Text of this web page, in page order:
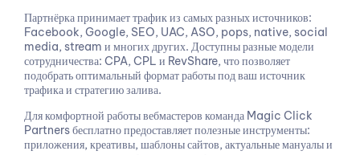
Партнёрка принимает трафик из самых разных источников:
Facebook, Google, SEO, UAC, ASO, pops, native, social
media, stream и многих других. Доступны разные модели
сотрудничества: CPA, CPL и RevShare, что позволяет
подобрать оптимальный формат работы под ваш источник
трафика и стратегию залива.
Для комфортной работы вебмастеров команда Magic Click
Partners бесплатно предоставляет полезные инструменты:
приложения, креативы, шаблоны сайтов, актуальные мануалы и